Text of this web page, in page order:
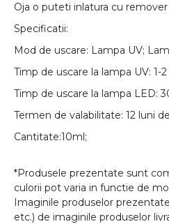
Oja o puteti inlatura cu
Specificatii:
Mod de uscare: Lampa UV;
Timp de uscare la lampa UV: 1-
Timp de uscare la lampa LED:
Termen de valabilitate: 12 luni
Cantitate:10ml;
*Produsele prezentate sunt
culorii pot varia in functie de
Imaginile produselor
etc.) de imaginile produselor